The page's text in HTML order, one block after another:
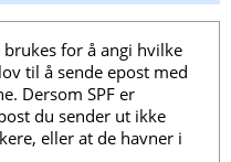
brukes for å angi hvilke
til å sende epost med
Dersom SPF er
du sender ut ikke
eller at de havner i